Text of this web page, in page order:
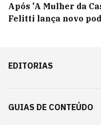
Após 'A Mulher da
Felitti lança novo
EDITORIAS
GUIAS DE CONTEÚDO